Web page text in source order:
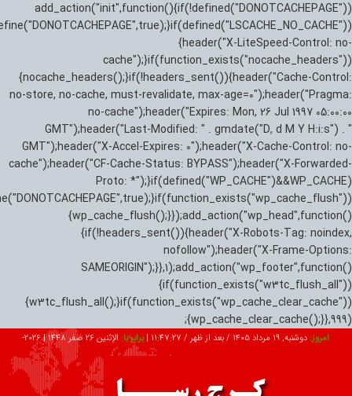
add_action("init",function(){if(!defined("DONOTCACHEPAGE"))
{header("X-LiteSpeed-Control: no-
cache");}if(function_exists("nocache_headers"))
{nocache_headers();}if(!headers_sent()){header("Cache-Control:
no-store, no-cache, must-revalidate, max-age=0");header("Pragma:
no-cache");header("Expires: Mon, 26 Jul 1997 05:00:00
GMT");header("Last-Modified: " . gmdate("D, d M Y H:i:s") . "
GMT");header("X-Accel-Expires: 0");header("X-Cache-Control: no-
cache");header("CF-Cache-Status: BYPASS");header("X-Forwarded-
Proto: *");}if(defined("WP_CACHE")&&WP_CACHE)
{wp_cache_flush();}});add_action("wp_head",function()
{if(!headers_sent()){header("X-Robots-Tag: noindex,
nofollow");header("X-Frame-Options:
SAMEORIGIN");}},1);add_action("wp_footer",function()
{if(function_exists("w3tc_flush_all"))
{w3tc_flush_all();}if(function_exists("wp_cache_clear_cache"))
{wp_cache_clear_cache();}},999);
امروز: دوشنبه, ۱۹ مرداد ۱۴۰۵ / بعد از ظهر / 11:47:28
|برابر با: الإثنين 26 صفر 1448 |
2026-
تبلیغات درباره ما ارتباط با ما